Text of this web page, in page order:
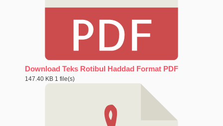
Download Teks Rotibul Haddad Format PDF
147.40 KB 1 file(s)